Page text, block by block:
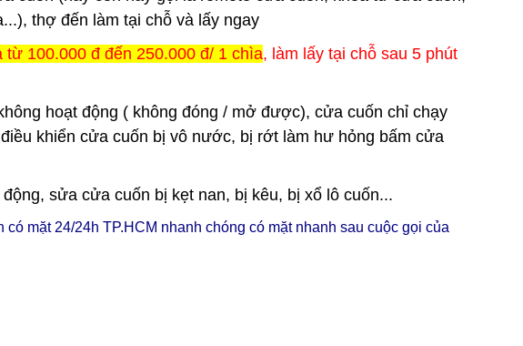
thợ đến làm tại chỗ và lấy ngay
100.000 đ đến 250.000 đ/ 1 chìa, làm lấy tại chỗ sau 5 phút
hoạt động ( không đóng / mở được), cửa cuốn chỉ chạy
khiển cửa cuốn bị vô nước, bị rớt làm hư hỏng bấm cửa
sửa cửa cuốn bị kẹt nan, bị kêu, bị xổ lô cuốn...
có mặt 24/24h TP.HCM nhanh chóng có mặt nhanh sau cuộc gọi của